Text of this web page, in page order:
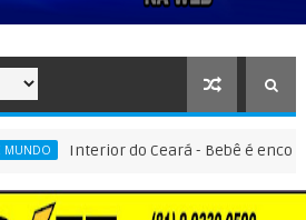
Interior do Ceará - Bebê é encontrado